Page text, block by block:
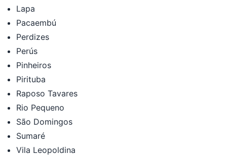
Lapa
Pacaembú
Perdizes
Perús
Pinheiros
Pirituba
Raposo Tavares
Rio Pequeno
São Domingos
Sumaré
Vila Leopoldina